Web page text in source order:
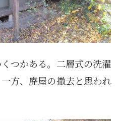
つかある。二層式の洗濯
方、廃屋の撤去と思われ